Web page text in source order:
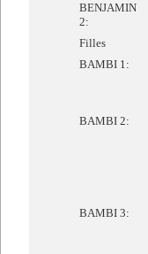
BENJAMIN
2:
Filles
BAMBI 1:
BAMBI 2:
BAMBI 3: